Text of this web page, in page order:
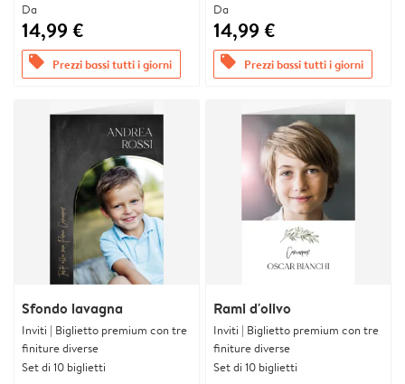
Da
14,99 €
offers Prezzi bassi tutti i giorni
Da
14,99 €
offers Prezzi bassi tutti i giorni
Sfondo lavagna
Inviti | Biglietto premium con tre
finiture diverse
Set di 10 biglietti
Rami d'olivo
Inviti | Biglietto premium con tre
finiture diverse
Set di 10 biglietti